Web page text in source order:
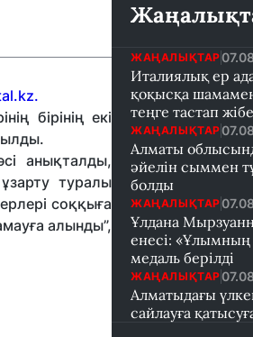
бірінің екі
анықталды,
туралы
соққыға
алынды”,
ЖАҢАЛЫҚТАР
Италиялық ер
қоқысқа
теңге тастап
ЖАҢАЛЫҚТАР
Алматы
әйелін сыммен
болды
ЖАҢАЛЫҚТАР
Ұлдана
енесі:
медаль берілді
ЖАҢАЛЫҚТАР
Алматыдағы
сайлауға